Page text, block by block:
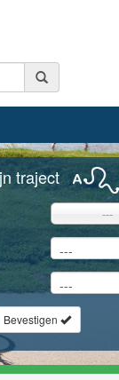
traject
---
Bevestigen